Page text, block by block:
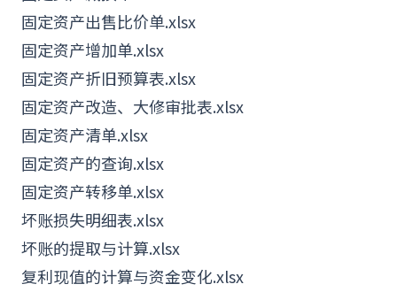
固定资产出售比价单.xlsx
固定资产增加单.xlsx
固定资产折旧预算表.xlsx
固定资产改造、大修审批表.xlsx
固定资产清单.xlsx
固定资产的查询.xlsx
固定资产转移单.xlsx
坏账损失明细表.xlsx
坏账的提取与计算.xlsx
复利现值的计算与资金变化.xlsx